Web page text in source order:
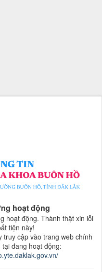
hoạt động
hoạt động. Thành thật xin lỗi
tiện này!
cập vào trang web chính
đang hoạt động: